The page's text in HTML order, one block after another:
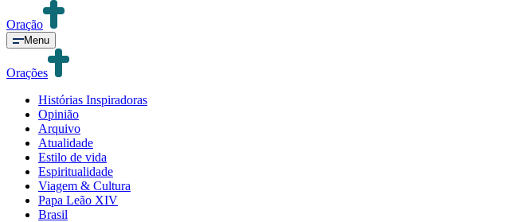
Oração
Menu
Orações
Histórias Inspiradoras
Opinião
Arquivo
Atualidade
Estilo de vida
Espiritualidade
Viagem & Cultura
Papa Leão XIV
Brasil